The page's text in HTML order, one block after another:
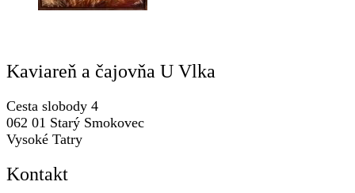
Kaviareň a čajovňa U Vlka
Cesta slobody 4
062 01 Starý Smokovec
Vysoké Tatry
Kontakt